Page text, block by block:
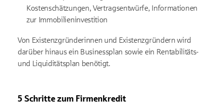
Kostenschätzungen, Vertragsentwürfe, Informationen
zur Immobilieninvestition
Von Existenzgründerinnen und Existenzgründern wird
darüber hinaus ein Businessplan sowie ein Rentabilitäts-
und Liquiditätsplan benötigt.
5 Schritte zum Firmenkredit